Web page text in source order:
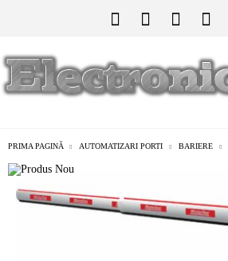
PRIMA PAGINĂ AUTOMATIZARI PORTI BARIERE